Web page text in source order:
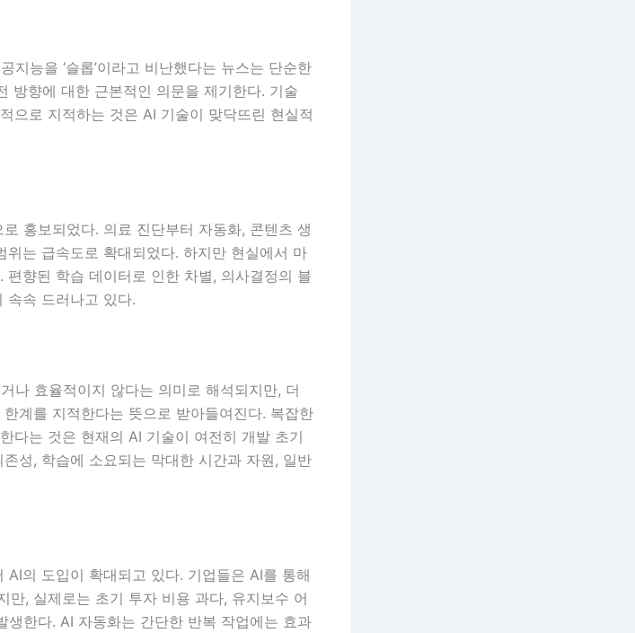
지능을 ‘슬롭’이라고 비난했다는 뉴스는 단순한
방향에 대한 근본적인 의문을 제기한다. 기술
으로 지적하는 것은 AI 기술이 맞닥뜨린 현실적
홍보되었다. 의료 진단부터 자동화, 콘텐츠 생
는 급속도로 확대되었다. 하지만 현실에서 마
향된 학습 데이터로 인한 차별, 의사결정의 블
속속 드러나고 있다.
나 효율적이지 않다는 의미로 해석되지만, 더
계를 지적한다는 뜻으로 받아들여진다. 복잡한
다는 것은 현재의 AI 기술이 여전히 개발 초기
성, 학습에 소요되는 막대한 시간과 자원, 일반
의 도입이 확대되고 있다. 기업들은 AI를 통해
만, 실제로는 초기 투자 비용 과다, 유지보수 어
생한다. AI 자동화는 간단한 반복 작업에는 효과